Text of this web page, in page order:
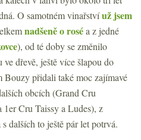
O samotném vinařstvíuž jsem
nadšeně o roséa z jedné
), od té doby se změnilo
dřevě, ještě více šlapou do
přidali také moc zajímavé
obcích (Grand Cru
Cru Taissy a Ludes), z
dalších to ještě pár let potrvá.